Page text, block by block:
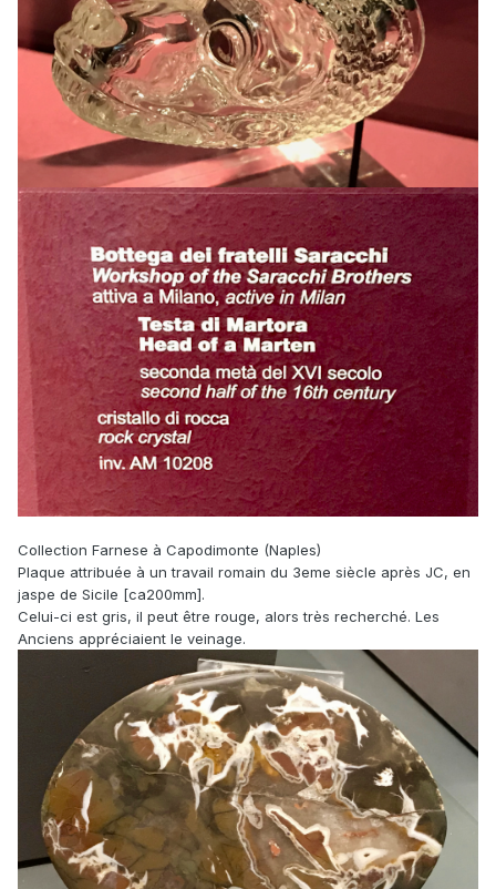
Collection Farnese à Capodimonte (Naples)
Plaque attribuée à un travail romain du 3eme siècle après JC, en
jaspe de Sicile [ca200mm].
Celui-ci est gris, il peut être rouge, alors très recherché. Les
Anciens appréciaient le veinage.